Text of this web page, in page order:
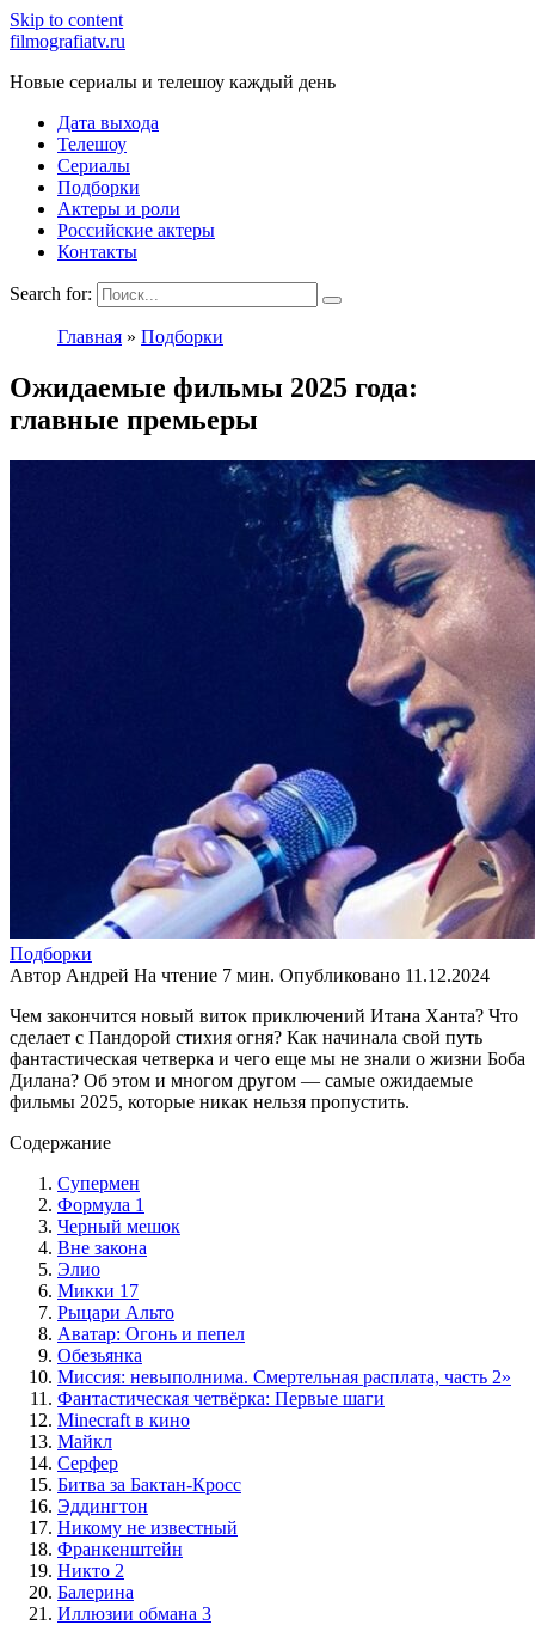
Skip to content
filmografiatv.ru
Новые сериалы и телешоу каждый день
Дата выхода
Телешоу
Сериалы
Подборки
Актеры и роли
Российские актеры
Контакты
Search for:
Главная » Подборки
Ожидаемые фильмы 2025 года:
главные премьеры
Подборки
Автор Андрей На чтение 7 мин. Опубликовано 11.12.2024
Чем закончится новый виток приключений Итана Ханта? Что
сделает с Пандорой стихия огня? Как начинала свой путь
фантастическая четверка и чего еще мы не знали о жизни Боба
Дилана? Об этом и многом другом — самые ожидаемые
фильмы 2025, которые никак нельзя пропустить.
Содержание
Супермен
Формула 1
Черный мешок
Вне закона
Элио
Микки 17
Рыцари Альто
Аватар: Огонь и пепел
Обезьянка
Миссия: невыполнима. Смертельная расплата, часть 2»
Фантастическая четвёрка: Первые шаги
Minecraft в кино
Майкл
Серфер
Битва за Бактан-Кросс
Эддингтон
Никому не известный
Франкенштейн
Никто 2
Балерина
Иллюзии обмана 3